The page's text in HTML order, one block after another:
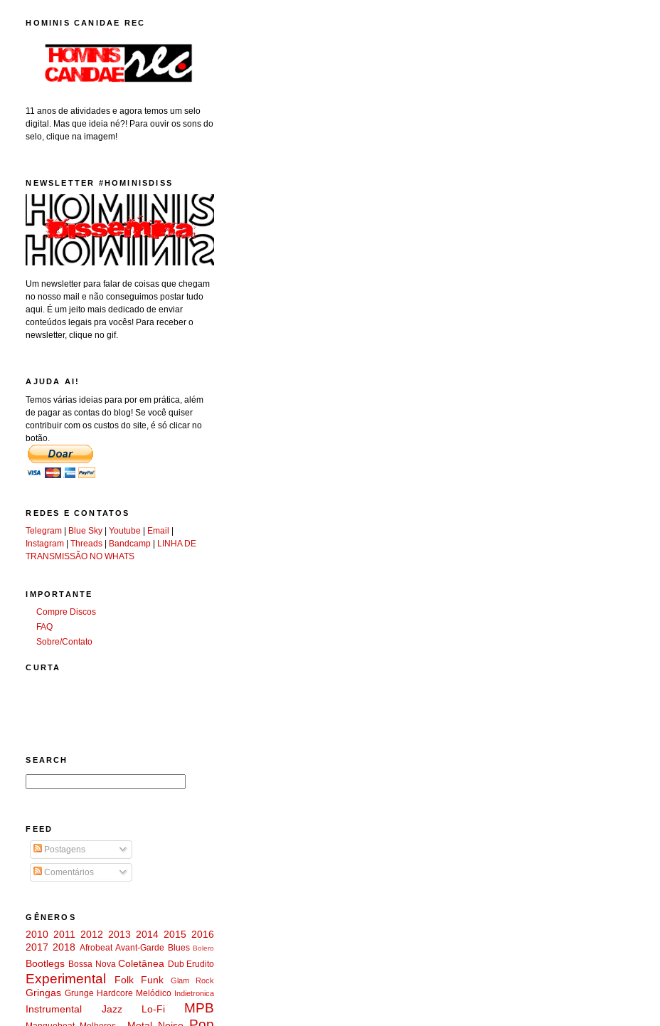
HOMINIS CANIDAE REC
11 anos de atividades e agora temos um selo
digital. Mas que ideia né?! Para ouvir os sons do
selo, clique na imagem!
NEWSLETTER #HOMINISDISS
Um newsletter para falar de coisas que chegam
no nosso mail e não conseguimos postar tudo
aqui. É um jeito mais dedicado de enviar
conteúdos legais pra vocês! Para receber o
newsletter, clique no gif.
AJUDA AI!
Temos várias ideias para por em prática, além
de pagar as contas do blog! Se você quiser
contribuir com os custos do site, é só clicar no
botão.
REDES E CONTATOS
Telegram | Blue Sky |Youtube | Email |
Instagram |Threads | Bandcamp | LINHA DE
TRANSMISSÃO NO WHATS
IMPORTANTE
Compre Discos
FAQ
Sobre/Contato
CURTA
SEARCH
FEED
Postagens
Comentários
GÊNEROS
2010 2011 2012 2013 2014 2015 2016
2017 2018 Afrobeat Avant-Garde Blues Bolero
Bootlegs Bossa Nova Coletânea Dub Erudito
Experimental Folk Funk Glam Rock
Gringas Grunge Hardcore Melódico Indietronica
Instrumental Jazz Lo-Fi MPB